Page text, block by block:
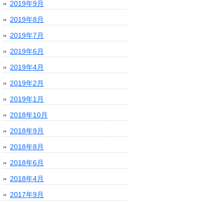
2019年9月
2019年8月
2019年7月
2019年6月
2019年4月
2019年2月
2019年1月
2018年10月
2018年9月
2018年8月
2018年6月
2018年4月
2017年9月